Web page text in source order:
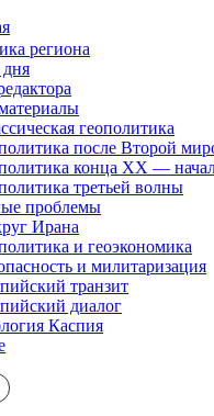
региона
дня
геополитика
после Второй
конца XX —
третьей волны
проблемы
Ирана
и геоэкономика
и милитаризация
транзит
диалог
Каспия